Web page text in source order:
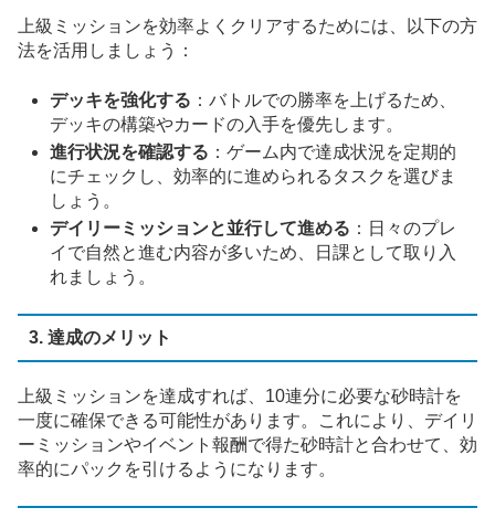
上級ミッションを効率よくクリアするためには、以下の方
法を活用しましょう：
デッキを強化する ：バトルでの勝率を上げるため、
デッキの構築やカードの入手を優先します。
進行状況を確認する ：ゲーム内で達成状況を定期的
にチェックし、効率的に進められるタスクを選びま
しょう。
デイリーミッションと並行して進める ：日々のプレ
イで自然と進む内容が多いため、日課として取り入
れましょう。
3. 達成のメリット
上級ミッションを達成すれば、10連分に必要な砂時計を
一度に確保できる可能性があります。これにより、デイリ
ーミッションやイベント報酬で得た砂時計と合わせて、効
率的にパックを引けるようになります。